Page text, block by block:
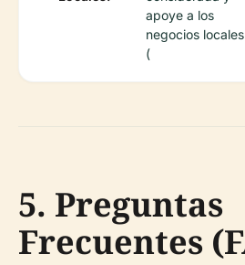
apoye a los
negocios locales
(
5. Preguntas
Frecuentes